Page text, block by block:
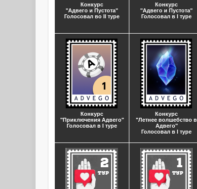
Конкурс
"Адвего и Пустота"
Голосовал во II туре
Конкурс
"Адвего и Пустота"
Голосовал в I туре
Конкурс
"Приключения Адвего"
Голосовал в I туре
Конкурс
"Летнее волшебство в
Адвего"
Голосовал в I туре